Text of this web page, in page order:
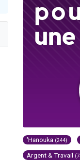
'Hanouka (244)
Argent & Travail